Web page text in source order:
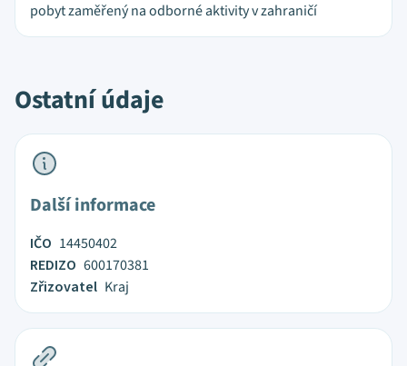
pobyt zaměřený na odborné aktivity v zahraničí
Ostatní údaje
Další informace
IČO 14450402
REDIZO 600170381
Zřizovatel Kraj